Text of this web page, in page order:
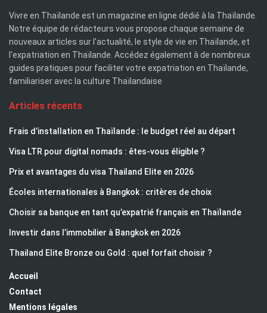
Vivre en Thaïlande est un magazine en ligne dédié à la Thaïlande.
Notre équipe de rédacteurs vous propose chaque semaine de
nouveaux articles sur l'actualité, le style de vie en Thaïlande, et
l'expatriation en Thaïlande. Accédez également à de nombreux
guides pratiques pour faciliter votre expatriation en Thaïlande,
familiariser avec la culture Thaïlandaise
Articles récents
Frais d’installation en Thaïlande : le budget réel au départ
Visa LTR pour digital nomads : êtes-vous éligible ?
Prix et avantages du visa Thailand Elite en 2026
Écoles internationales à Bangkok : critères de choix
Choisir sa banque en tant qu’expatrié français en Thaïlande
Investir dans l’immobilier à Bangkok en 2026
Thailand Elite Bronze ou Gold : quel forfait choisir ?
Accueil
Contact
Mentions légales